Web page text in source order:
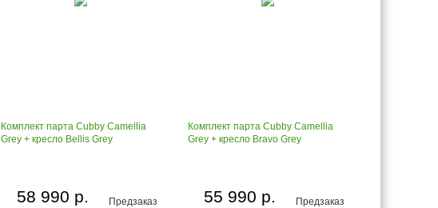
Комплект парта Cubby Camellia
Grey + кресло Bellis Grey
Предзаказ
58 990 р.
Комплект парта Cubby Camellia
Grey + кресло Bravo Grey
Предзаказ
55 990 р.